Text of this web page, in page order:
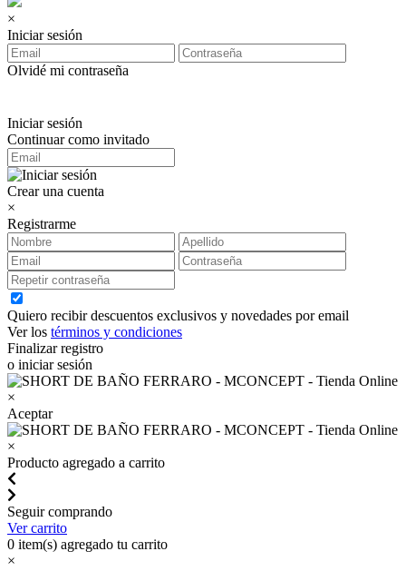
×
Iniciar sesión
Olvidé mi contraseña
Iniciar sesión
Continuar como invitado
Crear una cuenta
×
Registrarme
Quiero recibir descuentos exclusivos y novedades por email
Ver los términos y condiciones
Finalizar registro
o iniciar sesión
×
Aceptar
×
Producto agregado a carrito
Seguir comprando
Ver carrito
0 item(s) agregado tu carrito
×